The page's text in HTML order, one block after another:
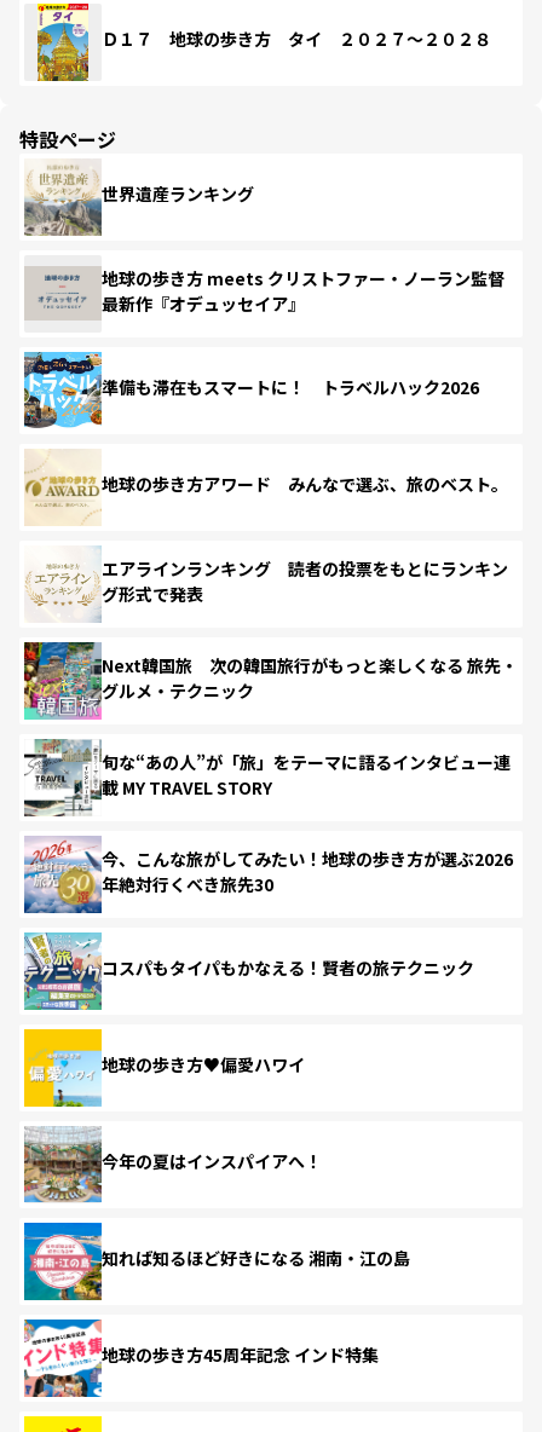
Ｄ１７ 地球の歩き方 タイ ２０２７～２０２８
特設ページ
世界遺産ランキング
地球の歩き方 meets クリストファー・ノーラン監督
最新作『オデュッセイア』
準備も滞在もスマートに！ トラベルハック2026
地球の歩き方アワード みんなで選ぶ、旅のベスト。
エアラインランキング 読者の投票をもとにランキン
グ形式で発表
Next韓国旅 次の韓国旅行がもっと楽しくなる 旅先・
グルメ・テクニック
旬な“あの人”が「旅」をテーマに語るインタビュー連
載 MY TRAVEL STORY
今、こんな旅がしてみたい！地球の歩き方が選ぶ2026
年絶対行くべき旅先30
コスパもタイパもかなえる！賢者の旅テクニック
地球の歩き方♥偏愛ハワイ
今年の夏はインスパイアへ！
知れば知るほど好きになる 湘南・江の島
地球の歩き方45周年記念 インド特集